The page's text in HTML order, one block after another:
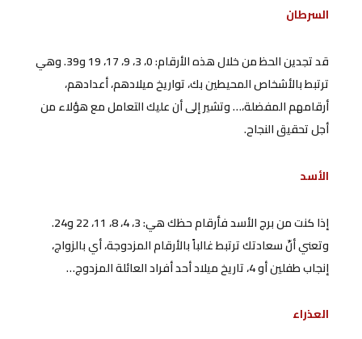
السرطان
قد تجدين الحظ من خلال هذه الأرقام: 0، 3، 9، 17، 19 و39. وهي
ترتبط بالأشخاص المحيطين بك، تواريخ ميلادهم، أعدادهم،
أرقامهم المفضلة،… وتشير إلى أن عليك التعامل مع هؤلاء من
أجل تحقيق النجاح.
الأسد
إذا كنت من برج الأسد فأرقام حظك هي: 3، 4، 8، 11، 22 و24.
وتعني أنّ سعادتك ترتبط غالباً بالأرقام المزدوجة، أي بالزواج،
إنجاب طفلين أو 4، تاريخ ميلاد أحد أفراد العائلة المزدوج…
العذراء